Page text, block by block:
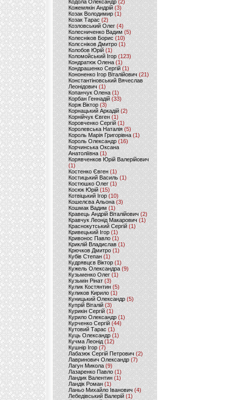
Кодола Олександр (2)
Кожемякін Андрій (3)
Козак Володимир (1)
Козак Тарас (2)
Козловський Олег(4)
Колесниченко Вадим (5)
Колесніков Борис (10)
Колєсніков Дмитро (1)
Колобов Юрій (1)
Коломойський Ігор (123)
Кондратюк Олена(1)
Кондрашенко Сергій (1)
Кононенко Ігор Віталійович (21)
Константіновський Вячеслав
Леонідович (1)
Копанчук Олена (1)
Корбан Геннадій (33)
Корж Віктор (3)
Корнацький Аркадій (2)
Корнійчук Євген (1)
Коровченко Сергій (1)
Королевська Наталія(5)
Король Марія Григорівна (1)
Король Олександр (16)
Корчинська Оксана
Анатоліївна (1)
Корявченков Юрій Валерійович
(1)
Костенко Євген (1)
Костицький Василь (1)
Костюшко Олег (1)
Косюк Юрій (15)
Котвіцький Ігор (10)
Кошелєва Альона(3)
Кошмак Вадим (1)
Кравець Андрій Віталійович (2)
Кравчук Леонід Макарович (1)
Краснокутський Сергій (1)
Кривецький Ігор (1)
Кривонос Павло (1)
Криклій Владислав (1)
Крючков Дмитро(1)
Кубів Степан(1)
Кудрявцєв Віктор (1)
Кужель Олександра (9)
Кузьменко Олег (1)
Кузьмін Рінат(3)
Кулик Костянтин(5)
Куликов Кирило (1)
Куницький Олександр (5)
Купрій Віталій (3)
Курикін Сергій(1)
Курило Олександр (1)
Курченко Сергій (44)
Кутовий Тарас (1)
Куць Олександр (1)
Кучма Леонід (12)
Кушнір Ігор(7)
Лабазюк Сергій Петрович (2)
Лавринович Олександр(7)
Лагун Микола(9)
Лазаренко Павло (1)
Ландик Валентин (1)
Ландік Роман (1)
Ланьо Михайло Іванович(4)
Лебедівський Валерій(1)